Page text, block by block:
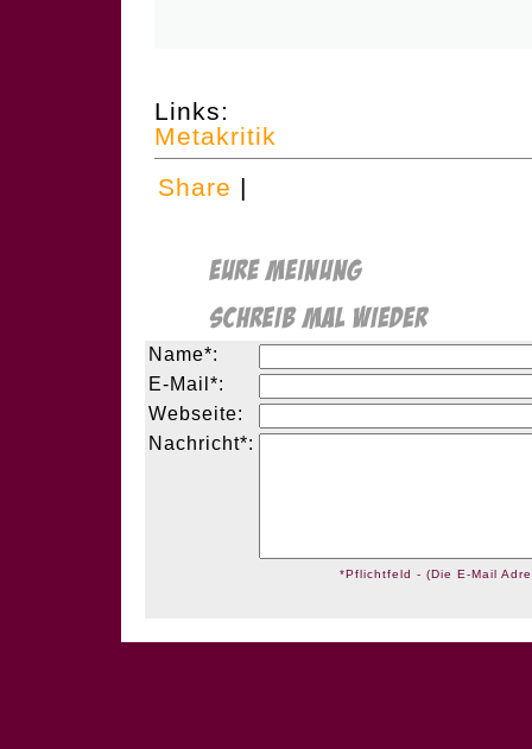
Links:
Metakritik
Share |
Name*:
E-Mail*:
Webseite:
Nachricht*:
*Pflichtfeld - (Die E-Mail